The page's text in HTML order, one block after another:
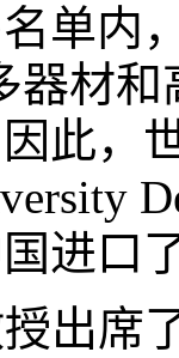
单内
器材
此，
进口
出席